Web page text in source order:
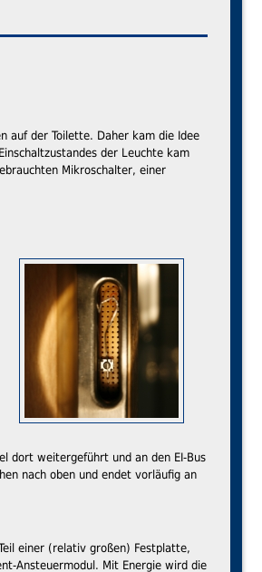
auf der Toilette. Daher kam die Idee
der Leuchte kam
Mikroschalter, einer
dort weitergeführt und an den EI-Bus
nach oben und endet vorläufig an
einer (relativ großen) Festplatte,
Ansteuermodul. Mit Energie wird die